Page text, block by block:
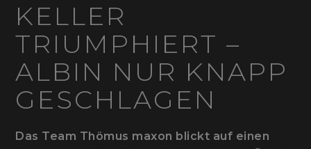
KELLER
TRIUMPHIERT –
ALBIN NUR KNAPP
GESCHLAGEN
Das Team Thömus maxon blickt auf einen